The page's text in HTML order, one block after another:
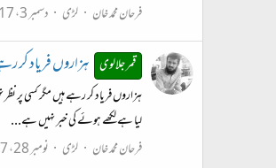
فرحان محمد خان
لڑی دسمبر 3، 2017
قمر جلالوی ہزاروں فریاد کر
ہزاروں فریاد کر رہے ہیں مگر کسی پر
لیا ہے لکھے ہوئے کی خبر نہیں ہے...
فرحان محمد خان
لڑی نومبر 28، 2017